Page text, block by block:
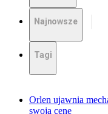
Najnowsze
Tagi
Orlen ujawnia
swoją cenę